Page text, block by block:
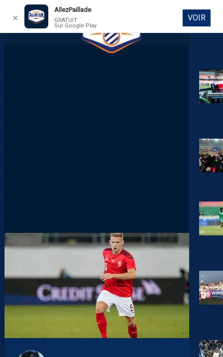
DIRECT
✕
AllezPaillade
GRATUIT
Sur Google Play
VOIR